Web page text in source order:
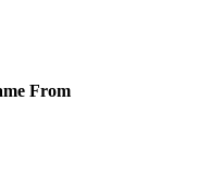
From